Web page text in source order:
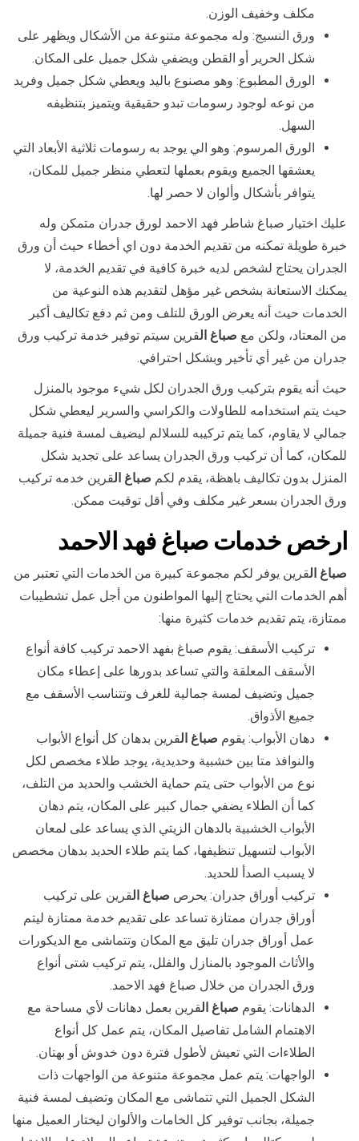
مكلف وخفيف الوزن.
ورق النسيج: وله مجموعة متنوعة من الأشكال ويظهر على
شكل الحرير أو القطن ويضفي شكل جميل على المكان.
الورق المطبوع: وهو مصنوع باليد ويعطي شكل جميل وفريد
من نوعه لوجود رسومات تبدو حقيقية ويتميز بتنظيفه
السهل.
الورق المرسوم: وهو الي يوجد به رسومات ثلاثية الأبعاد التي
يعشقها الجميع ويقوم بعملها لتعطي منظر جميل للمكان،
يتوافر بأشكال وألوان لا حصر لها.
عليك اختيار صباغ شاطر فهد الاحمد لورق جدران متمكن وله
خبرة طويلة تمكنه من تقديم الخدمة دون اي أخطاء حيث أن ورق
الجدران يحتاج لشخص لديه خبرة كافية في تقديم الخدمة، لا
يمكنك الاستعانة بشخص غير مؤهل لتقديم هذه النوعية من
الخدمات حيث أنه يعرض الورق للتلف ومن ثم دفع تكاليف أكبر
من المعتاد، ولكن مع صباغ القرين سيتم توفير خدمة تركيب ورق
جدران من غير أي تأخير وبشكل احترافي.
حيث أنه يقوم بتركيب ورق الجدران لكل شيء موجود بالمنزل
حيث يتم استخدامه للطاولات والكراسي والسرير ليعطي شكل
جمالي لا يقاوم، كما يتم تركيبه للسلالم ليضيف لمسة فنية جميلة
للمكان، كما أن تركيب ورق الجدران يساعد على تجديد شكل
المنزل بدون تكاليف باهظة، يقدم لكم صباغ القرين خدمه تركيب
ورق الجدران بسعر غير مكلف وفي أقل توقيت ممكن.
ارخص خدمات صباغ فهد الاحمد
صباغ القرين يوفر لكم مجموعة كبيرة من الخدمات التي تعتبر من
أهم الخدمات التي يحتاج إليها المواطنون من أجل عمل تشطيبات
ممتازة، يتم تقديم خدمات كثيرة منها:
تركيب الأسقف: يقوم صباغ بفهد الاحمد تركيب كافة أنواع
الأسقف المعلقة والتي تساعد بدورها على إعطاء مكان
جميل وتضيف لمسة جمالية للغرف وتتناسب الأسقف مع
جميع الأذواق.
دهان الأبواب: يقوم صباغ القرين بدهان كل أنواع الأبواب
والنوافذ متا بين خشبية وحديدية، يوجد طلاء مخصص لكل
نوع من الأبواب حتى يتم حماية الخشب والحديد من التلف،
كما أن الطلاء يضفي جمال كبير على المكان، يتم دهان
الأبواب الخشبية بالدهان الزيتي الذي يساعد على لمعان
الأبواب لتسهيل تنظيفها، كما يتم طلاء الحديد بدهان مخصص
لا يسبب الصدأ للحديد.
تركيب أوراق جدران: يحرص صباغ القرين على تركيب
أوراق جدران ممتازة تساعد على تقديم خدمة ممتازة ليتم
عمل أوراق جدران تليق مع المكان وتتماشى مع الديكورات
والأثاث الموجود بالمنازل والفلل، يتم تركيب شتى أنواع
ورق الجدران من خلال صباغ فهد الاحمد.
الدهانات: يقوم صباغ القرين بعمل دهانات لأي مساحة مع
الاهتمام الشامل تفاصيل المكان، يتم عمل كل أنواع
الطلاءات التي تعيش لأطول فترة دون خدوش أو بهتان.
الواجهات: يتم عمل مجموعة متنوعة من الواجهات ذات
الشكل الجميل التي تتماشى مع المكان وتضيف لمسة فنية
جميلة، بجانب توفير كل الخامات والألوان ليختار العميل منها